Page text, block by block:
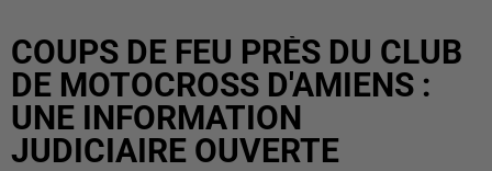
COUPS DE FEU PRÈS DU CLUB
DE MOTOCROSS D'AMIENS :
UNE INFORMATION
JUDICIAIRE OUVERTE